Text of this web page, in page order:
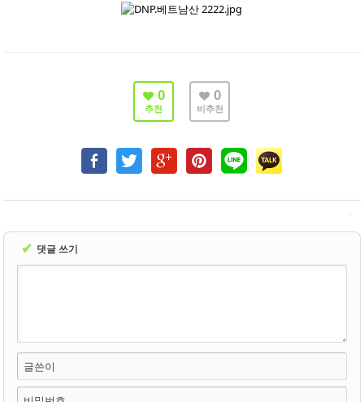
0
추천
0
비추천
✔ 댓글 쓰기
글쓴이
견적문의
협력업체신청